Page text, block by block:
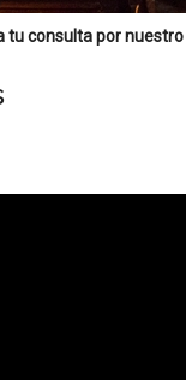
tu consulta por nuestro